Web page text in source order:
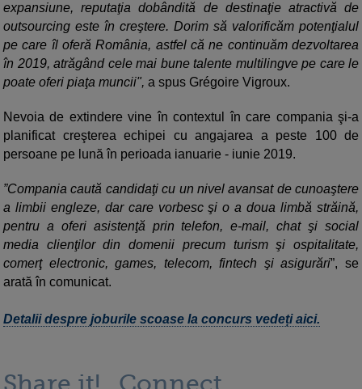
expansiune, reputaţia dobândită de destinaţie atractivă de
outsourcing este în creştere. Dorim să valorificăm potenţialul
pe care îl oferă România, astfel că ne continuăm dezvoltarea
în 2019, atrăgând cele mai bune talente multilingve pe care le
poate oferi piaţa muncii", a spus Grégoire Vigroux.
Nevoia de extindere vine în contextul în care compania şi-a
planificat creşterea echipei cu angajarea a peste 100 de
persoane pe lună în perioada ianuarie - iunie 2019.
”Compania caută candidaţi cu un nivel avansat de cunoaştere
a limbii engleze, dar care vorbesc şi o a doua limbă străină,
pentru a oferi asistenţă prin telefon, e-mail, chat şi social
media clienţilor din domenii precum turism şi ospitalitate,
comerţ electronic, games, telecom, fintech şi asigurări”, se
arată în comunicat.
Detalii despre joburile scoase la concurs vedeți aici.